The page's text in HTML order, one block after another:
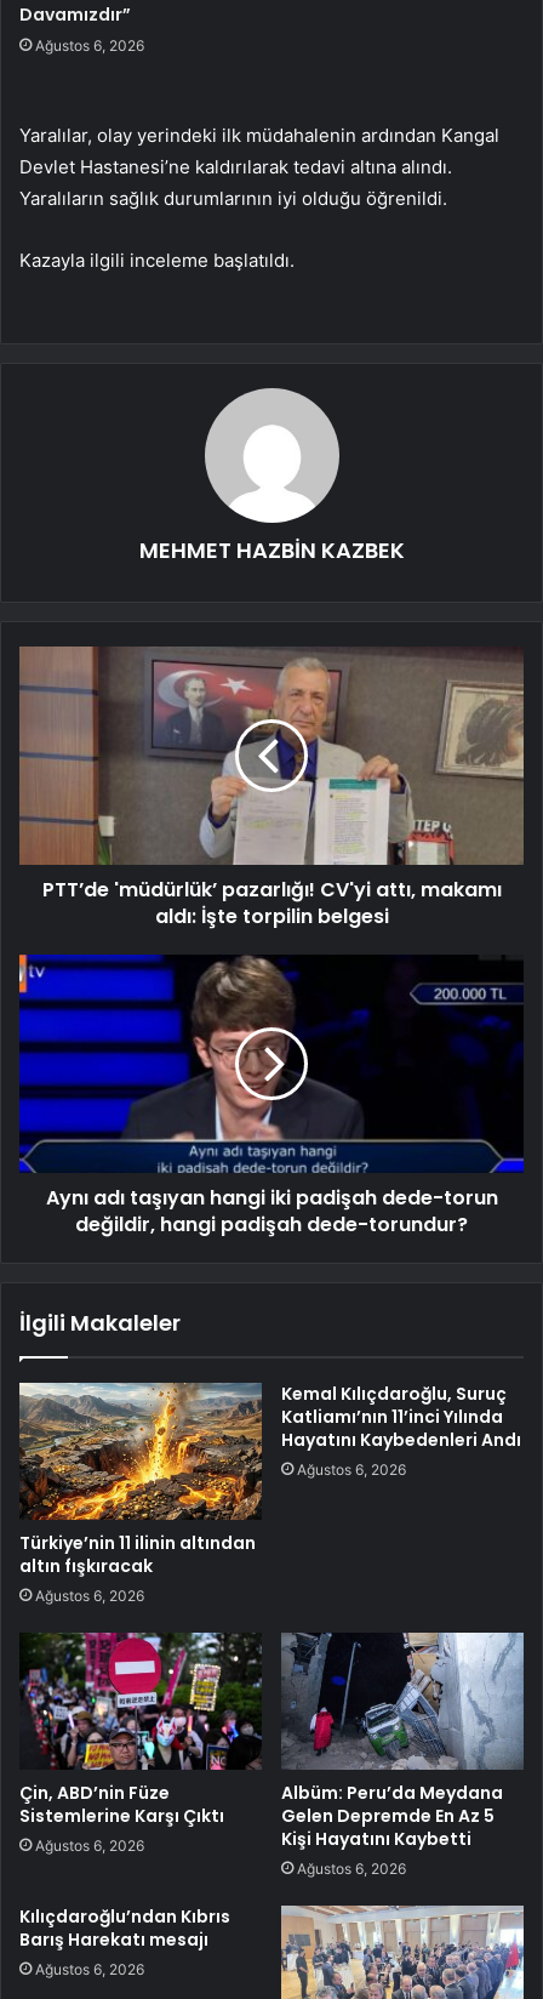
Davamızdır”
Ağustos 6, 2026
Yaralılar, olay yerindeki ilk müdahalenin ardından Kangal
Devlet Hastanesi’ne kaldırılarak tedavi altına alındı.
Yaralıların sağlık durumlarının iyi olduğu öğrenildi.
Kazayla ilgili inceleme başlatıldı.
MEHMET HAZBİN KAZBEK
PTT’de 'müdürlük’ pazarlığı! CV'yi attı, makamı
aldı: İşte torpilin belgesi
Aynı adı taşıyan hangi iki padişah dede-torun
değildir, hangi padişah dede-torundur?
İlgili Makaleler
Türkiye’nin 11 ilinin altından
altın fışkıracak
Ağustos 6, 2026
Kemal Kılıçdaroğlu, Suruç
Katliamı’nın 11’inci Yılında
Hayatını Kaybedenleri Andı
Ağustos 6, 2026
Çin, ABD’nin Füze
Sistemlerine Karşı Çıktı
Ağustos 6, 2026
Albüm: Peru’da Meydana
Gelen Depremde En Az 5
Kişi Hayatını Kaybetti
Ağustos 6, 2026
Kılıçdaroğlu’ndan Kıbrıs
Barış Harekatı mesajı
Ağustos 6, 2026